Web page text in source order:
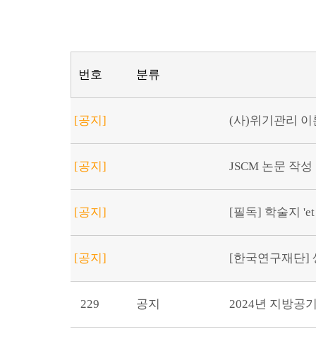
번호 분류
[공지] (사)위기관리 이
[공지] JSCM 논문 작
[공지] [필독] 학술지
[공지] [한국연구재단]
229 공지 2024년 지방공